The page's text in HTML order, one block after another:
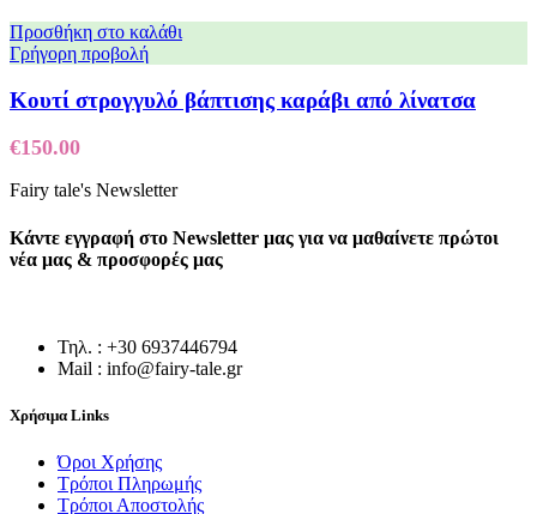
Προσθήκη στο καλάθι
Γρήγορη προβολή
Κουτί στρογγυλό βάπτισης καράβι από λίνατσα
€150.00
Fairy tale's Newsletter
Κάντε εγγραφή στο Newsletter μας για να μαθαίνετε πρώτοι
νέα μας & προσφορές μας
Τηλ. : +30 6937446794
Mail : info@fairy-tale.gr
Χρήσιμα Links
Όροι Χρήσης
Τρόποι Πληρωμής
Τρόποι Αποστολής